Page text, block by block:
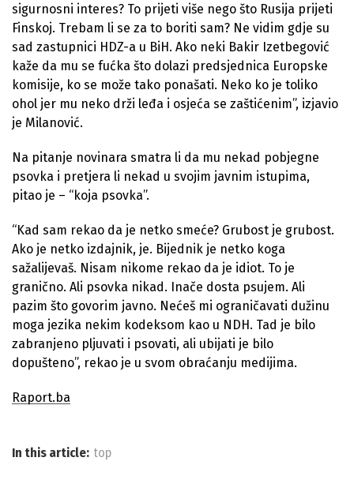
sigurnosni interes? To prijeti više nego što Rusija prijeti
Finskoj. Trebam li se za to boriti sam? Ne vidim gdje su
sad zastupnici HDZ-a u BiH. Ako neki Bakir Izetbegović
kaže da mu se fućka što dolazi predsjednica Europske
komisije, ko se može tako ponašati. Neko ko je toliko
ohol jer mu neko drži leđa i osjeća se zaštićenim”, izjavio
je Milanović.
Na pitanje novinara smatra li da mu nekad pobjegne
psovka i pretjera li nekad u svojim javnim istupima,
pitao je – “koja psovka”.
“Kad sam rekao da je netko smeće? Grubost je grubost.
Ako je netko izdajnik, je. Bijednik je netko koga
sažalijevaš. Nisam nikome rekao da je idiot. To je
granično. Ali psovka nikad. Inače dosta psujem. Ali
pazim što govorim javno. Nećeš mi ograničavati dužinu
moga jezika nekim kodeksom kao u NDH. Tad je bilo
zabranjeno pljuvati i psovati, ali ubijati je bilo
dopušteno”, rekao je u svom obraćanju medijima.
Raport.ba
In this article: top